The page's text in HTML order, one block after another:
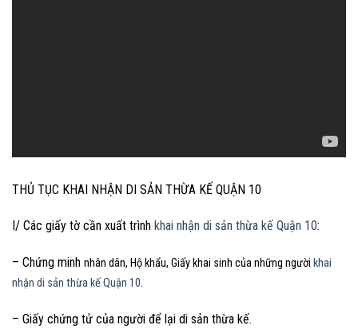
THỦ TỤC KHAI NHẬN DI SẢN THỪA KẾ QUẬN 10
I/ Các giấy tờ cần xuất trình khai nhận di sản thừa kế Quận 10:
– Chứng minh nhân dân, Hộ khẩu, Giấy khai sinh của những người khai
nhận di sản thừa kế Quận 10.
– Giấy chứng tử của người để lại di sản thừa kế.